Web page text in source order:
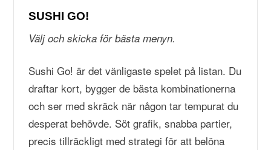
SUSHI GO!
Välj och skicka för bästa menyn.
Sushi Go! är det vänligaste spelet på listan. Du
draftar kort, bygger de bästa kombinationerna
och ser med skräck när någon tar tempurat du
desperat behövde. Söt grafik, snabba partier,
precis tillräckligt med strategi för att belöna